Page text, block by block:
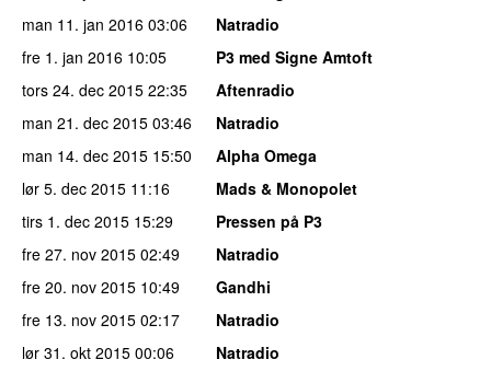
man 11. jan 2016 03:06
Natradio
fre 1. jan 2016 10:05
P3 med Signe Amtoft
tors 24. dec 2015 22:35
Aftenradio
man 21. dec 2015 03:46
Natradio
man 14. dec 2015 15:50
Alpha Omega
lør 5. dec 2015 11:16
Mads & Monopolet
tirs 1. dec 2015 15:29
Pressen på P3
fre 27. nov 2015 02:49
Natradio
fre 20. nov 2015 10:49
Gandhi
fre 13. nov 2015 02:17
Natradio
lør 31. okt 2015 00:06
Natradio